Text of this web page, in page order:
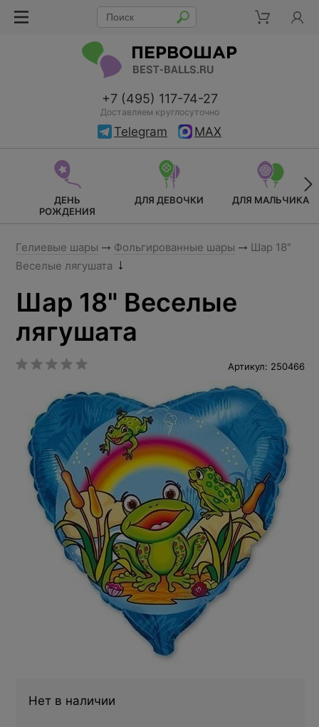
+7 (495) 117-74-27
Доставляем круглосуточно
Telegram MAX
ДЕНЬ
РОЖДЕНИЯ
ДЛЯ ДЕВОЧКИ ДЛЯ МАЛЬЧИКА
Гелиевые шары Фольгированные шары
Шар 18"
Веселые лягушата
Шар 18" Веселые
лягушата
Артикул: 250466
Нет в наличии